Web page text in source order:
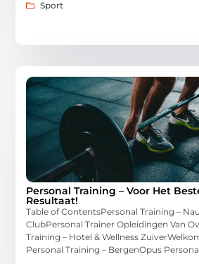
Sport
Personal Training – Voor Het
Resultaat!
Table of ContentsPersonal Training –
ClubPersonal Trainer Opleidingen Van
Training – Hotel & Wellness
Personal Training – BergenOpus